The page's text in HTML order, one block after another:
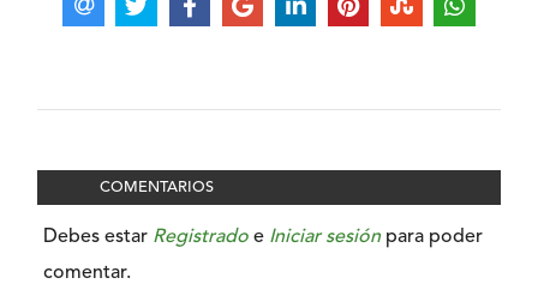
COMENTARIOS
Debes estar Registrado e Iniciar sesión para poder
comentar.